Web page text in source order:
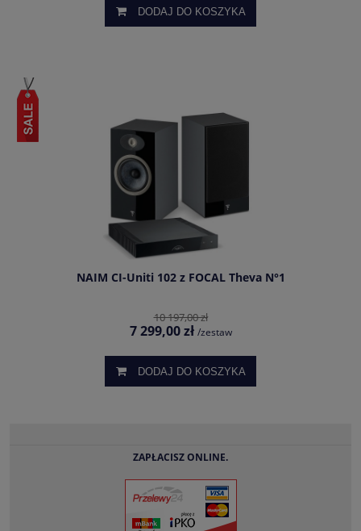
DODAJ DO KOSZYKA
NAIM CI-Uniti 102 z FOCAL Theva N°1
10 197,00 zł
7 299,00 zł /zestaw
DODAJ DO KOSZYKA
ZAPŁACISZ ONLINE.